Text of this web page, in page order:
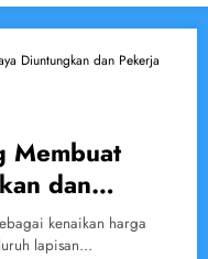
Membuat
dan
kenaikan harga
lapisan…